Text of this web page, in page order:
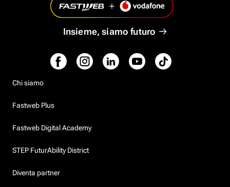
Insieme, siamo futuro
Chi siamo
Fastweb Plus
Fastweb Digital Academy
STEP FuturAbility District
Diventa partner